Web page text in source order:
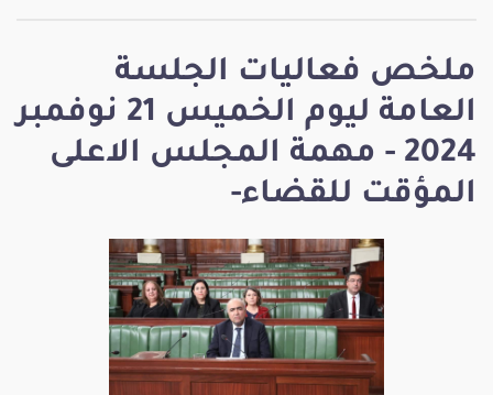
ملخص فعاليات الجلسة
العامة ليوم الخميس 21 نوفمبر
2024 - مهمة المجلس الاعلى
المؤقت للقضاء-